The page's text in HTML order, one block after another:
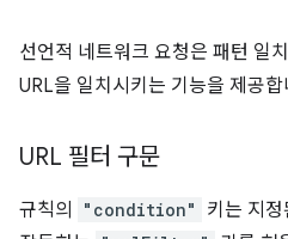
선언적 네트워크 요청은 패턴 일
URL을 일치시키는 기능을 제공합
URL 필터 구문
규칙의 "condition"
키는 지